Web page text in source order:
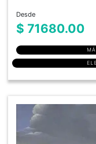
Desde
$ 71680.00